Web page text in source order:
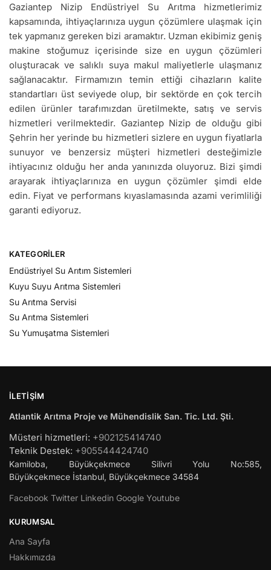
Gaziantep Nizip Endüstriyel Su Arıtma hizmetlerimiz
kapsamında, ihtiyaçlarınıza uygun çözümlere ulaşmak için
tek yapmanız gereken bizi aramaktır. Uzman ekibimiz geniş
makine stoğumuz içerisinde size en uygun çözümleri
oluşturacak ve salıklı suya makul maliyetlerle ulaşmanız
sağlanacaktır. Firmamızın temin ettiği cihazların kalite
standartları üst seviyede olup, bir sektörde en çok tercih
edilen ürünler tarafımızdan üretilmekte, satış ve servis
hizmetleri verilmektedir. Gaziantep Nizip de olduğu gibi
Şehrin her yerinde bu hizmetleri sizlere en uygun fiyatlarla
sunuyor ve benzersiz müşteri hizmetleri desteğimizle
ihtiyacınız olduğu her anda yanınızda oluyoruz. Bizi şimdi
arayarak ihtiyaçlarınıza en uygun çözümler şimdi elde
edin. Fiyat ve performans kıyaslamasında azami verimliliği
garanti ediyoruz.
KATEGORILER
Endüstriyel Su Arıtım Sistemleri
Kuyu Suyu Arıtma Sistemleri
Su Arıtma Servisi
Su Arıtma Sistemleri
Su Yumuşatma Sistemleri
İLETIŞIM
Atlantik Arıtma Proje ve Mühendislik San. Tic. Ltd. Şti.
Müsteri hizmetleri: +902125414740
Teknik Destek: +905544424740
Kamiloba, Büyükçekmece Silivri Yolu No:585,
Büyükçekmece İstanbul, Büyükçekmece 34584
Facebook Twitter Linkedin Google Youtube
KURUMSAL
Ana Sayfa
Hakkımızda